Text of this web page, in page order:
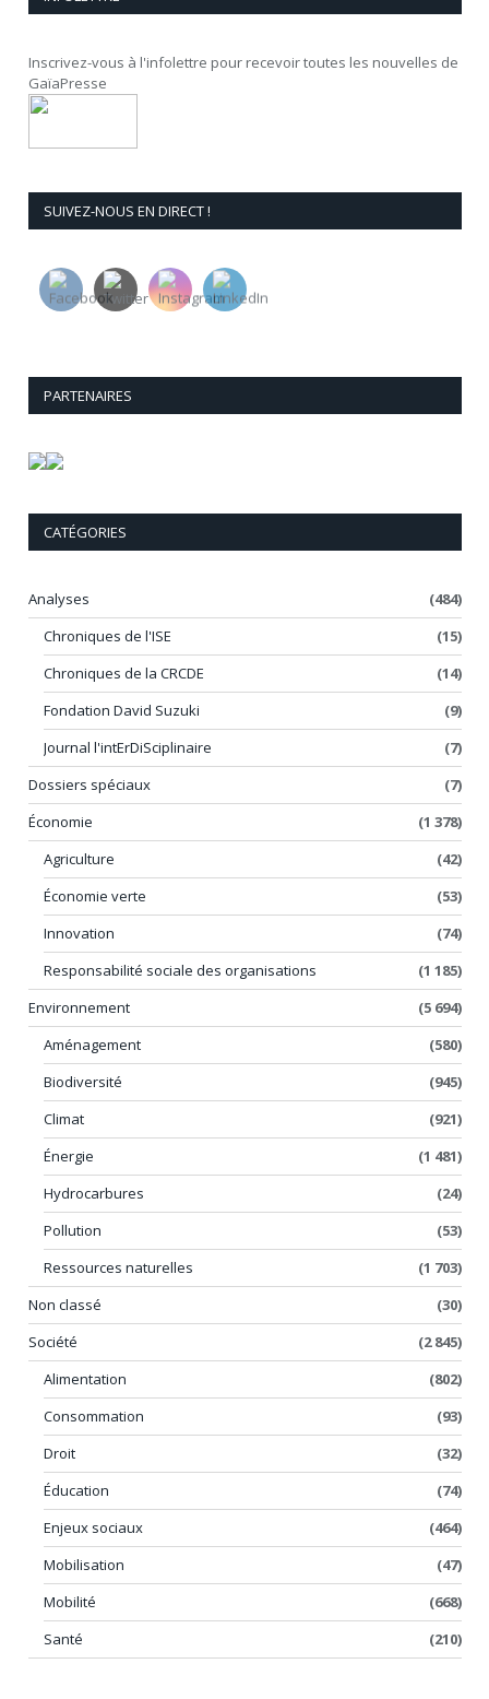
Inscrivez-vous à l'infolettre pour recevoir toutes les nouvelles de
GaïaPresse
SUIVEZ-NOUS EN DIRECT !
PARTENAIRES
CATÉGORIES
Analyses
(484)
Chroniques de l'ISE
(15)
Chroniques de la CRCDE
(14)
Fondation David Suzuki
(9)
Journal l'intErDiSciplinaire
(7)
Dossiers spéciaux
(7)
Économie
(1 378)
Agriculture
(42)
Économie verte
(53)
Innovation
(74)
Responsabilité sociale des organisations
(1 185)
Environnement
(5 694)
Aménagement
(580)
Biodiversité
(945)
Climat
(921)
Énergie
(1 481)
Hydrocarbures
(24)
Pollution
(53)
Ressources naturelles
(1 703)
Non classé
(30)
Société
(2 845)
Alimentation
(802)
Consommation
(93)
Droit
(32)
Éducation
(74)
Enjeux sociaux
(464)
Mobilisation
(47)
Mobilité
(668)
Santé
(210)